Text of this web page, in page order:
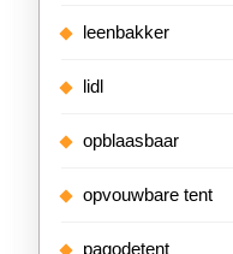
leenbakker
lidl
opblaasbaar
opvouwbare tent
pagodetent